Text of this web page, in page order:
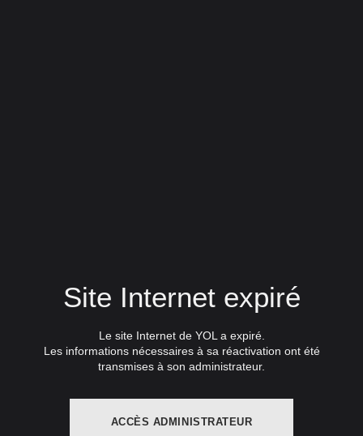
Site Internet expiré
Le site Internet de YOL a expiré.
Les informations nécessaires à sa réactivation ont été
transmises à son administrateur.
ACCÈS ADMINISTRATEUR